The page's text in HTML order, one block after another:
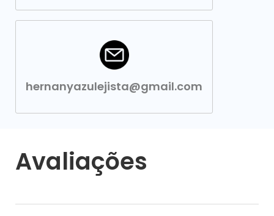
hernanyazulejista@gmail.com
Avaliações